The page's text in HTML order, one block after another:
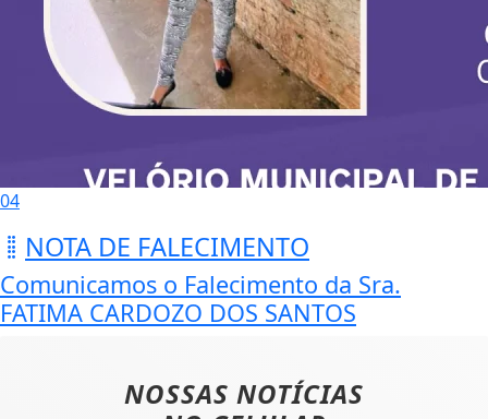
04
NOTA DE FALECIMENTO
Comunicamos o Falecimento da Sra.
FATIMA CARDOZO DOS SANTOS
NOSSAS NOTÍCIAS